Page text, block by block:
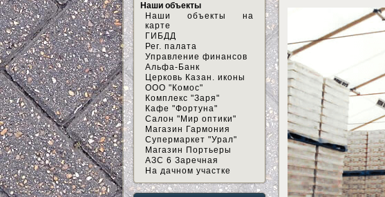
Наши объекты
Наши объекты на
карте
ГИБДД
Рег. палата
Управление финансов
Альфа-Банк
Церковь Казан. иконы
ООО "Комос"
Комплекс "Заря"
Кафе "Фортуна"
Салон "Мир оптики"
Магазин Гармония
Супермаркет "Урал"
Магазин Портьеры
АЗС 6 Заречная
На дачном участке